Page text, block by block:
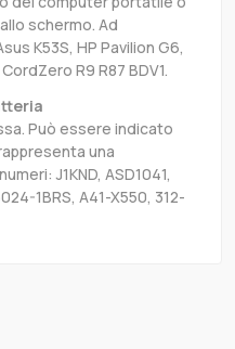
schermo. Ad
K53S, HP Pavilion G6,
R9 R87 BDV1.
Può essere indicato
una
J1KND, ASD1041,
1BRS, A41-X550, 312-